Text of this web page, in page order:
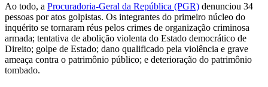
Ao todo, a Procuradoria-Geral da República (PGR) denunciou 34
pessoas por atos golpistas. Os integrantes do primeiro núcleo do
inquérito se tornaram réus pelos crimes de organização criminosa
armada; tentativa de abolição violenta do Estado democrático de
Direito; golpe de Estado; dano qualificado pela violência e grave
ameaça contra o patrimônio público; e deterioração do patrimônio
tombado.